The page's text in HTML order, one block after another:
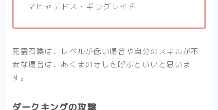
マヒャデドス・ギラグレイド
死霊召喚は、レベルが低い場合や自分のスキルが不
安な場合は、あくまのきしを呼ぶといいと思いま
す。
ダークキングの攻撃